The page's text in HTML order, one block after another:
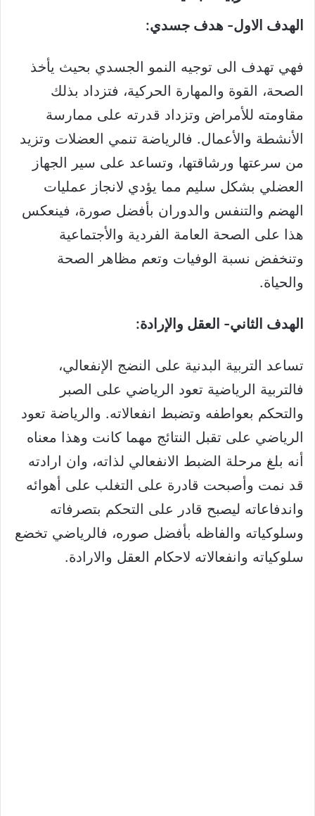
الهدف الاول- هدف جسدي:
فهي تهدف الى توجيه النمو الجسدي بحيث يأخذ
الصحة، القوة والمهارة الحركية، فتزداد بذلك
مقاومته للأمراض وتزداد قدرته على ممارسة
الأنشطة والأعمال. فالرياضة تنمي العضلات وتزيد
من سرعتها ورشاقتها، وتساعد على سير الجهاز
العضلي بشكل سليم مما يؤدي لانجاز عمليات
الهضم والتنفس والدوران بأفضل صورة، فينعكس
هذا على الصحة العامة الفردية والأجتماعية
وتنخفض نسبة الوفيات وتعم مظاهر الصحة
والحياة.
الهدف الثاني- العقل والإرادة:
تساعد التربية البدنية على النضج الإنفعالي،
فالتربية الرياضية تعود الرياضي على الصبر
والتحكم بعواطفه وتضبط انفعالاته. والرياضة تعود
الرياضي على تقبل النتائج مهما كانت وهذا معناه
أنه بلغ مرحلة الضبط الانفعالي لذاته، وان ارادته
قد نمت وأصبحت قادرة على التغلب على أهوائه
واندفاعاته ليصبح قادر على التحكم بتصرفاته
وسلوكياته والفاظه بأفضل صوره، فالرياضي تخضع
سلوكياته وانفعالاته لاحكام العقل والارادة.